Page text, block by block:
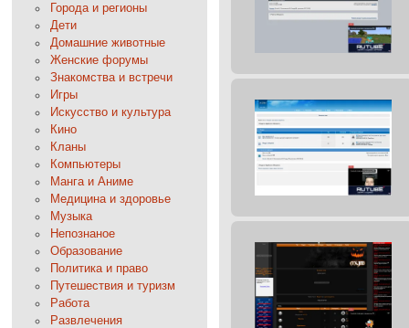
Города и регионы
Дети
Домашние животные
Женские форумы
Знакомства и встречи
Игры
Искусство и культура
Кино
Кланы
Компьютеры
Манга и Аниме
Медицина и здоровье
Музыка
Непознаное
Образование
Политика и право
Путешествия и туризм
Работа
Развлечения